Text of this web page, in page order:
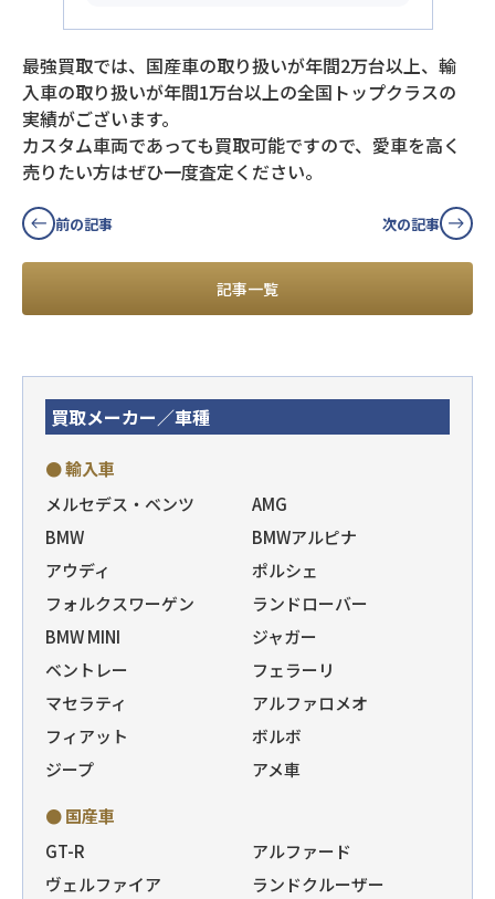
最強買取では、国産車の取り扱いが年間2万台以上、輸
入車の取り扱いが年間1万台以上の全国トップクラスの
実績がございます。
カスタム車両であっても買取可能ですので、愛車を高く
売りたい方はぜひ一度査定ください。
前の記事
記事一覧
次の記事
買取メーカー／車種
● 輸入車
メルセデス・ベンツ
AMG
BMW
BMWアルピナ
アウディ
ポルシェ
フォルクスワーゲン
ランドローバー
BMW MINI
ジャガー
ベントレー
フェラーリ
マセラティ
アルファロメオ
フィアット
ボルボ
ジープ
アメ車
● 国産車
GT-R
アルファード
ヴェルファイア
ランドクルーザー